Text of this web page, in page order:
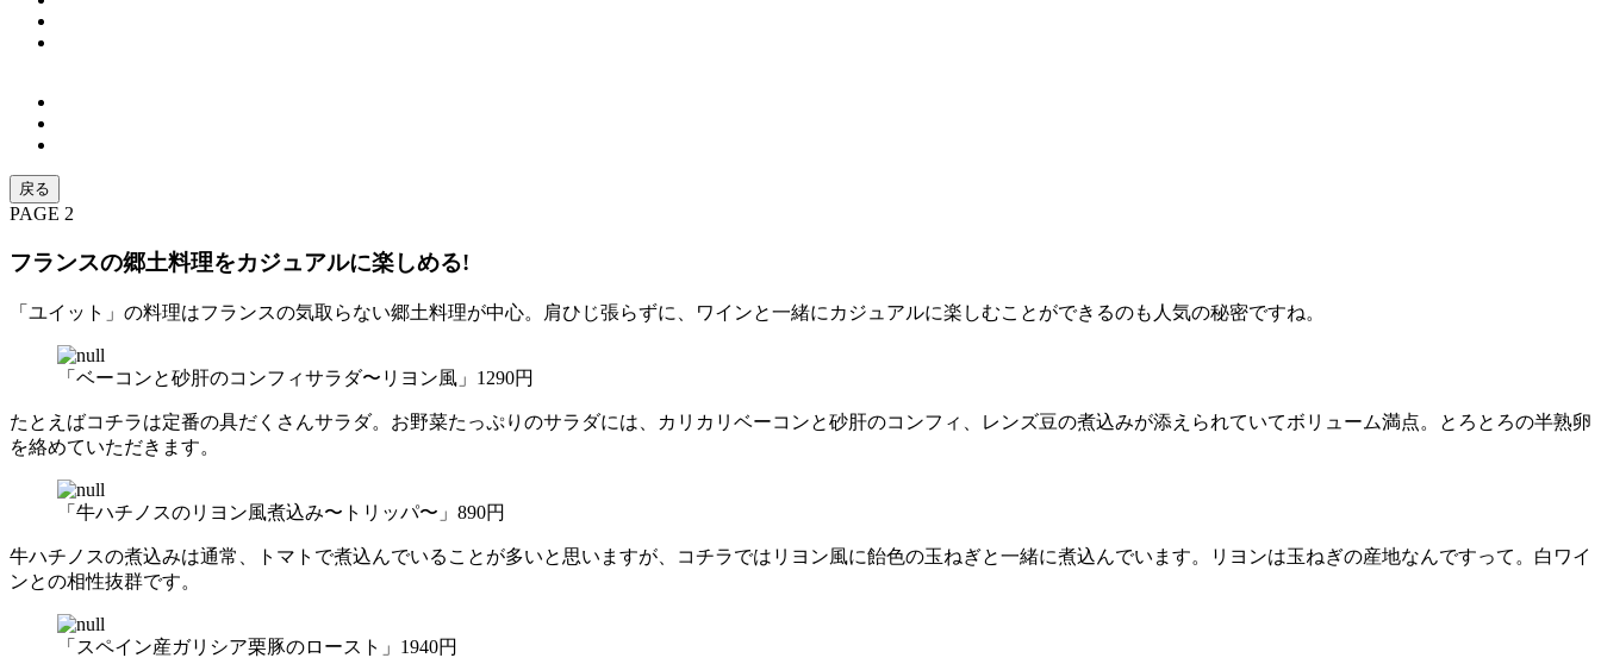
戻る
PAGE 2
フランスの郷土料理をカジュアルに楽しめる!
「ユイット」の料理はフランスの気取らない郷土料理が中心。肩ひじ張らずに、ワインと一緒にカジュアルに楽しむことができるのも人気の秘密ですね。
「ベーコンと砂肝のコンフィサラダ〜リヨン風」1290円
たとえばコチラは定番の具だくさんサラダ。お野菜たっぷりのサラダには、カリカリベーコンと砂肝のコンフィ、レンズ豆の煮込みが添えられていてボリューム満点。とろとろの半熟卵
を絡めていただきます。
「牛ハチノスのリヨン風煮込み〜トリッパ〜」890円
牛ハチノスの煮込みは通常、トマトで煮込んでいることが多いと思いますが、コチラではリヨン風に飴色の玉ねぎと一緒に煮込んでいます。リヨンは玉ねぎの産地なんですって。白ワイ
ンとの相性抜群です。
「スペイン産ガリシア栗豚のロースト」1940円